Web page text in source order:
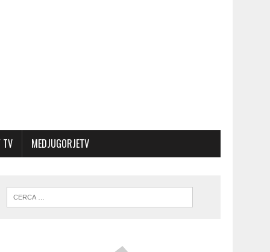
TV MEDJUGORJETV